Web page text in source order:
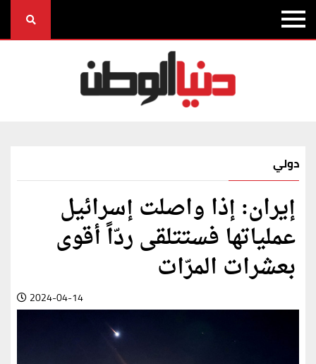
دولي
إيران: إذا واصلت إسرائيل
عملياتها فستتلقى ردّاً أقوى
بعشرات المرّات
2024-04-14